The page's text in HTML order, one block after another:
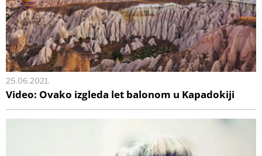
25.06.2021.
Video: Ovako izgleda let balonom u Kapadokiji